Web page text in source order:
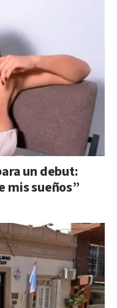
un debut:
mis sueños”